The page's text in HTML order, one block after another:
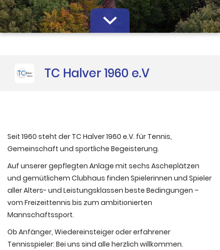
Dokumente
MTC / TC Halver Open expand_more
TC Halver 1960 e.V
Seit 1960 steht der TC Halver 1960 e.V. für Tennis,
Gemeinschaft und sportliche Begeisterung.
Auf unserer gepflegten Anlage mit sechs Ascheplätzen
und gemütlichem Clubhaus finden Spielerinnen und Spieler
aller Alters- und Leistungsklassen beste Bedingungen –
vom Freizeittennis bis zum ambitionierten
Mannschaftssport.
Ob Anfänger, Wiedereinsteiger oder erfahrener
Tennisspieler: Bei uns sind alle herzlich willkommen.